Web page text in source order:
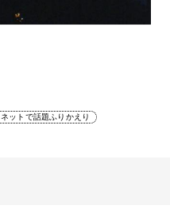
ネットで話題ふりかえり